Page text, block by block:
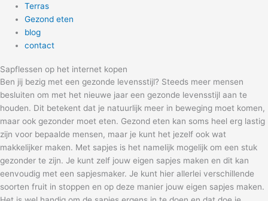
Terras
Gezond eten
blog
contact
Sapflessen op het internet kopen
Ben jij bezig met een gezonde levensstijl? Steeds meer mensen
besluiten om met het nieuwe jaar een gezonde levensstijl aan te
houden. Dit betekent dat je natuurlijk meer in beweging moet komen,
maar ook gezonder moet eten. Gezond eten kan soms heel erg lastig
zijn voor bepaalde mensen, maar je kunt het jezelf ook wat
makkelijker maken. Met sapjes is het namelijk mogelijk om een stuk
gezonder te zijn. Je kunt zelf jouw eigen sapjes maken en dit kan
eenvoudig met een sapjesmaker. Je kunt hier allerlei verschillende
soorten fruit in stoppen en op deze manier jouw eigen sapjes maken.